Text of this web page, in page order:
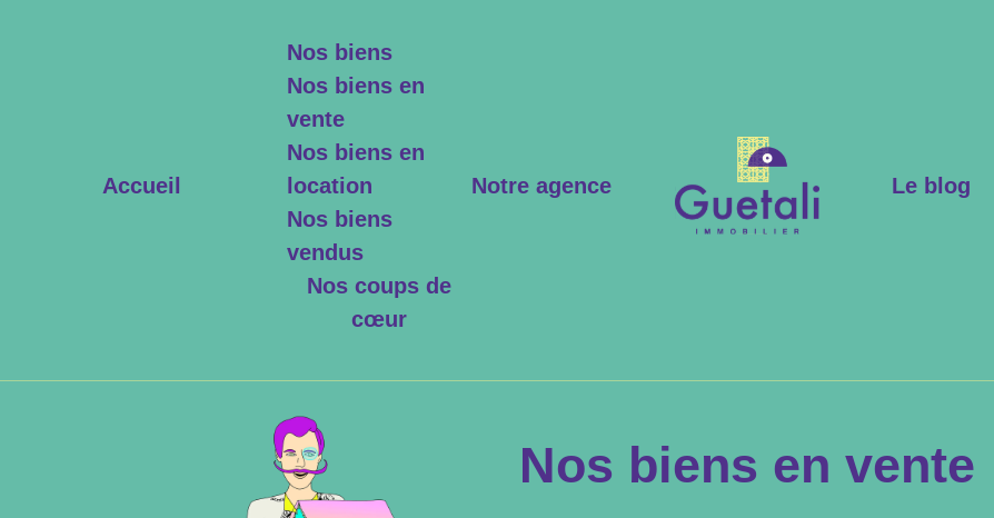
Accueil
Nos biens
Nos biens en
vente
Nos biens en
location
Nos biens
vendus
Nos coups de
cœur
Notre agence Le blog
Nos biens en vente